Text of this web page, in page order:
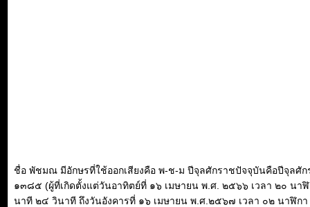
ชื่อ พัชมณ มีอักษรที่ใช้ออกเสียงคือ พ-ช-ม ปีจุลศักราชปัจจุบันคือปีจุลศัก
๑๓๘๕ (ผู้ที่เกิดตั้งแต่วันอาทิตย์ที่ ๑๖ เมษายน พ.ศ. ๒๕๖๖ เวลา ๒๐ นา
นาที ๒๔ วินาที ถึงวันอังคารที่ ๑๖ เมษายน พ.ศ.๒๕๖๗ เวลา ๐๒ นาฬิก